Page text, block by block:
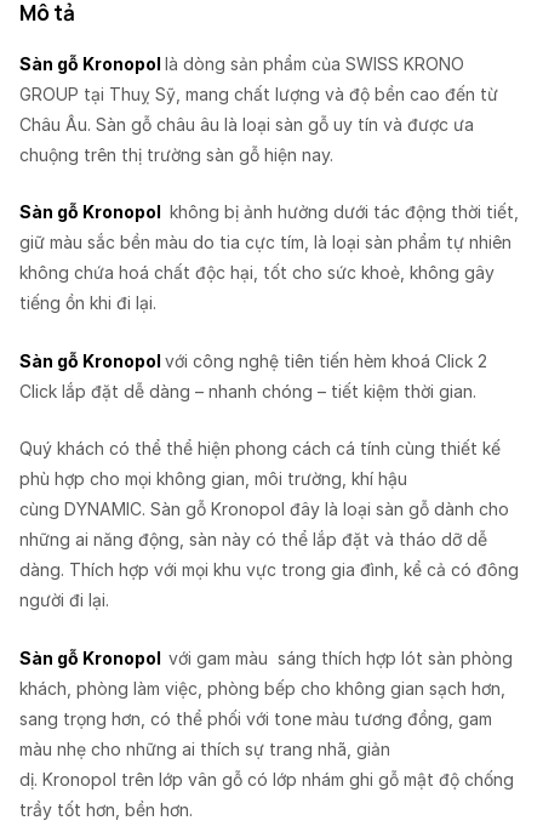
Mô tả
Sàn gỗ Kronopol là dòng sản phẩm của SWISS KRONO
GROUP tại Thuỵ Sỹ, mang chất lượng và độ bền cao đến từ
Châu Âu. Sàn gỗ châu âu là loại sàn gỗ uy tín và được ưa
chuộng trên thị trường sàn gỗ hiện nay.
Sàn gỗ Kronopol
không bị ảnh hưởng dưới tác động thời tiết,
giữ màu sắc bền màu do tia cực tím, là loại sàn phẩm tự nhiên
không chứa hoá chất độc hại, tốt cho sức khoẻ, không gây
tiếng ồn khi đi lại.
Sàn gỗ Kronopol với công nghệ tiên tiến hèm khoá Click 2
Click lắp đặt dễ dàng – nhanh chóng – tiết kiệm thời gian.
Quý khách có thể thể hiện phong cách cá tính cùng thiết kế
phù hợp cho mọi không gian, môi trường, khí hậu
cùng DYNAMIC. Sàn gỗ Kronopol đây là loại sàn gỗ dành cho
những ai năng động, sàn này có thể lắp đặt và tháo dỡ dễ
dàng. Thích hợp với mọi khu vực trong gia đình, kể cả có đông
người đi lại.
Sàn gỗ Kronopol với gam màu sáng thích hợp lót sàn phòng
khách, phòng làm việc, phòng bếp cho không gian sạch hơn,
sang trọng hơn, có thể phối với tone màu tương đồng, gam
màu nhẹ cho những ai thích sự trang nhã, giản
dị. Kronopol trên lớp vân gỗ có lớp nhám ghi gỗ mật độ chống
trầy tốt hơn, bền hơn.